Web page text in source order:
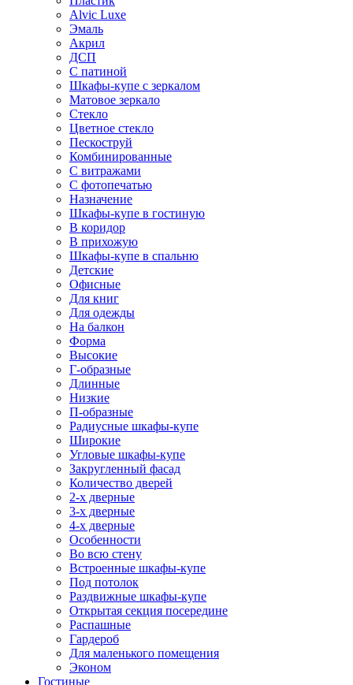
Alvic Luxe
Эмаль
Акрил
ДСП
С патиной
Шкафы-купе с зеркалом
Матовое зеркало
Стекло
Цветное стекло
Пескоструй
Комбинированные
С витражами
С фотопечатью
Назначение
Шкафы-купе в гостиную
В коридор
В прихожую
Шкафы-купе в спальню
Детские
Офисные
Для книг
Для одежды
На балкон
Форма
Высокие
Г-образные
Длинные
Низкие
П-образные
Радиусные шкафы-купе
Широкие
Угловые шкафы-купе
Закругленный фасад
Количество дверей
2-х дверные
3-х дверные
4-х дверные
Особенности
Во всю стену
Встроенные шкафы-купе
Под потолок
Раздвижные шкафы-купе
Открытая секция посередине
Распашные
Гардероб
Для маленького помещения
Эконом
Гостиные